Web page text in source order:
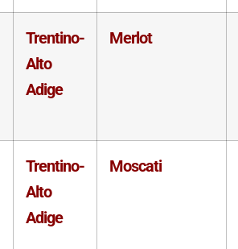
Trentino-
Alto
Adige
Merlot
Trentino-
Alto
Adige
Moscati